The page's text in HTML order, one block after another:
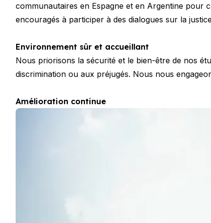
Colonie de vacances
Jeunes adultes
Colonie de vacances
Jeunes adultes
Costa Rica
Colonie de vacances
Camps d'été (12-17 ans)
Barcelone
communautaires en Espagne et en Argentine pour
encouragés à participer à des dialogues sur la
Environnement sûr et accueillant
Nous priorisons la sécurité et le bien-être de nos
discrimination ou aux préjugés. Nous nous
Amélioration continue